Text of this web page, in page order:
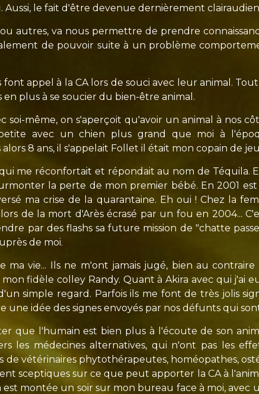
Aussi, le fait d'être devenue dernièrement
autres, va nous permettre de prendre
de pouvoir suite à un problème
appel à la CA lors de souci avec leur animal.
plus à se soucier du bien-être animal.
même, on s'aperçoit qu'avoir un animal à nos
avec un chien plus grand que moi à
8 ans, il s'appelait Follet il était mon copain de
me réconfortait et répondait au nom de Téquila.
la perte de mon premier bébé. En 2001
ma crise de la quarantaine. Eh oui ! Chez la
de la mort d'Arès écrasé par un fou en 2004...
par des flashs sa future mission de "chatte
de moi.
ma vie... Ils ne m'ont jamais jugé, bien au
fidèle colley Randy. Quant à Akira avec qui j'ai
simple regard. Parfois ils me font de très jolis
une idée des signes envoyés par nos défunts qui
que l'humain est bien plus à l'écoute de son
les médecines alternatives, qui n'ont pas les
vétérinaires phytothérapeutes, homéopathes,
sceptiques sur ce que peut apporter la CA à
montée un soir sur mon bureau face à moi, avec